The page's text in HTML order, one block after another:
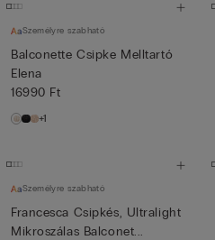
Személyre szabható
Balconette Csipke Melltartó
Elena
16990 Ft
+1
Személyre szabható
Francesca Csipkés, Ultralight
Mikroszálas Balconet...